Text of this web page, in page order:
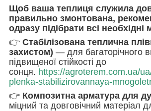
Щоб ваша теплиця служила
правильно змонтована,
одразу підібрати всі необхідні
👉 Стабілізована теплична
захистом) — для багаторічного
підвищеної стійкості до
сонця. https://agroterem.com.ua/
plenka-stabilizirovannaya-
👉 Композитна арматура для
міцний та довговічний матеріал